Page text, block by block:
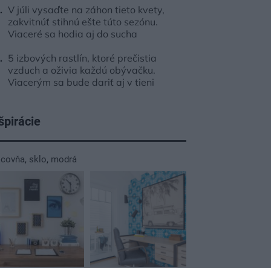
V júli vysaďte na záhon tieto kvety,
zakvitnúť stihnú ešte túto sezónu.
Viaceré sa hodia aj do sucha
5 izbových rastlín, ktoré prečistia
vzduch a oživia každú obývačku.
Viacerým sa bude dariť aj v tieni
, sklo, modrá